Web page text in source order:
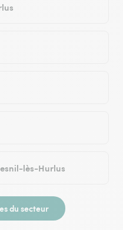
lès-Hurlus
du secteur